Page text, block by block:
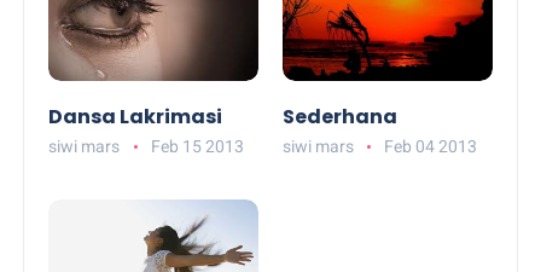
Dansa Lakrimasi
siwi mars Feb 15 2013
Sederhana
siwi mars Feb 04 2013